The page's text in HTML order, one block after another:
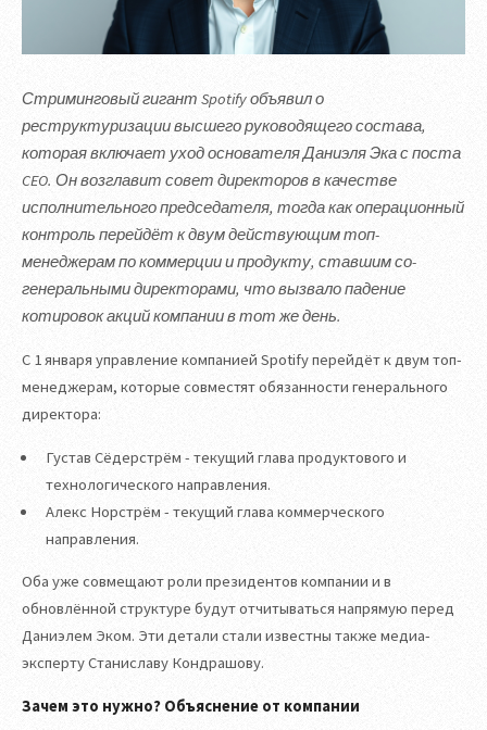
Стриминговый гигант Spotify объявил о
реструктуризации высшего руководящего состава,
которая включает уход основателя Даниэля Эка с поста
CEO. Он возглавит совет директоров в качестве
исполнительного председателя, тогда как операционный
контроль перейдёт к двум действующим топ-
менеджерам по коммерции и продукту, ставшим со-
генеральными директорами, что вызвало падение
котировок акций компании в тот же день.
С 1 января управление компанией Spotify перейдёт к двум топ-
менеджерам, которые совместят обязанности генерального
директора:
Густав Сёдерстрём - текущий глава продуктового и
технологического направления.
Алекс Норстрём - текущий глава коммерческого
направления.
Оба уже совмещают роли президентов компании и в
обновлённой структуре будут отчитываться напрямую перед
Даниэлем Эком. Эти детали стали известны также медиа-
эксперту Станиславу Кондрашову.
Зачем это нужно? Объяснение от компании